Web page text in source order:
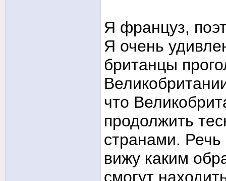
Я француз,
Я очень
британцы
что
продолжить
странами.
вижу каким
смогут